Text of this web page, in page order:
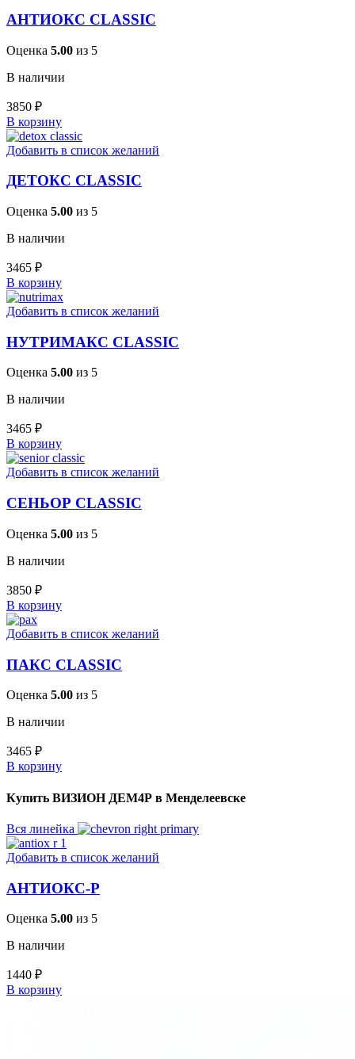
АНТИОКС CLASSIC
Оценка 5.00 из 5
В наличии
3850 ₽
В корзину
Добавить в список желаний
ДЕТОКС CLASSIC
Оценка 5.00 из 5
В наличии
3465 ₽
В корзину
Добавить в список желаний
НУТРИМАКС CLASSIC
Оценка 5.00 из 5
В наличии
3465 ₽
В корзину
Добавить в список желаний
СЕНЬОР CLASSIC
Оценка 5.00 из 5
В наличии
3850 ₽
В корзину
Добавить в список желаний
ПАКС CLASSIC
Оценка 5.00 из 5
В наличии
3465 ₽
В корзину
Купить ВИЗИОН ДЕМ4Р в Менделеевске
Вся линейка
Добавить в список желаний
АНТИОКС-Р
Оценка 5.00 из 5
В наличии
1440 ₽
В корзину